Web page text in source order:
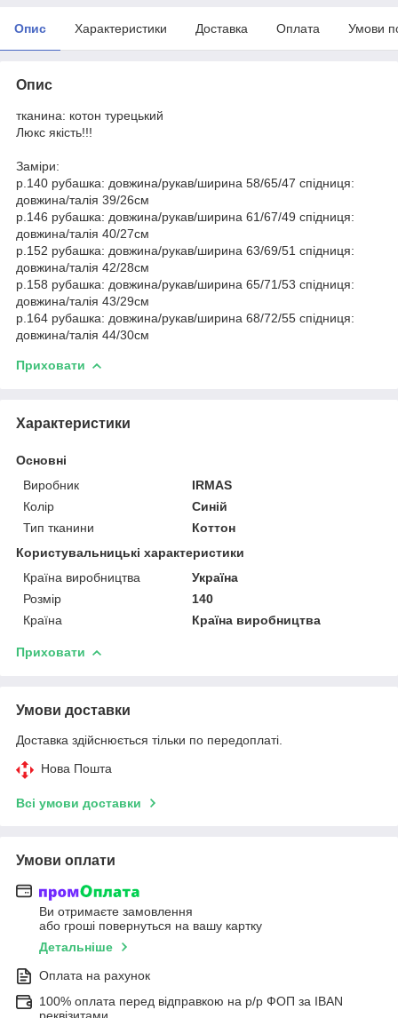
Опис Характеристики Доставка Оплата Умови
Опис
тканина: котон турецький
Люкс якість!!!
Заміри:
р.140 рубашка: довжина/рукав/ширина 58/65/47 спідниця:
довжина/талія 39/26см
р.146 рубашка: довжина/рукав/ширина 61/67/49 спідниця:
довжина/талія 40/27см
р.152 рубашка: довжина/рукав/ширина 63/69/51 спідниця:
довжина/талія 42/28см
р.158 рубашка: довжина/рукав/ширина 65/71/53 спідниця:
довжина/талія 43/29см
р.164 рубашка: довжина/рукав/ширина 68/72/55 спідниця:
довжина/талія 44/30см
Приховати
Характеристики
Основні
Виробник
IRMAS
Колір
Синій
Тип тканини
Коттон
Користувальницькі характеристики
Країна виробництва
Україна
Розмір
140
Країна
Країна виробництва
Приховати
Умови доставки
Доставка здійснюється тільки по передоплаті.
Нова Пошта
Всі умови доставки
Умови оплати
Ви отримаєте замовлення
або гроші повернуться на вашу картку
Детальніше
Оплата на рахунок
100% оплата перед відправкою на р/р ФОП за IBAN